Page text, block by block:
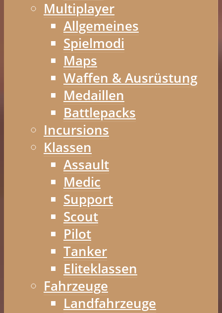
Multiplayer
Allgemeines
Spielmodi
Maps
Waffen & Ausrüstung
Medaillen
Battlepacks
Incursions
Klassen
Assault
Medic
Support
Scout
Pilot
Tanker
Eliteklassen
Fahrzeuge
Landfahrzeuge